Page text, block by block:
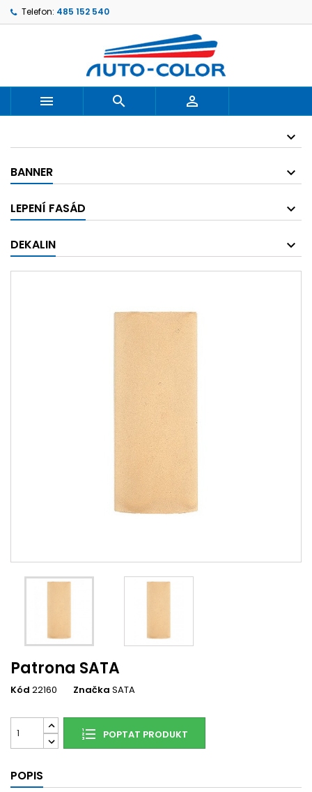
Telefon: 485 152 540
  
BANNER
LEPENÍ FASÁD
DEKALIN
Patrona SATA
Kód 22160 Značka SATA
POPTAT PRODUKT
POPIS